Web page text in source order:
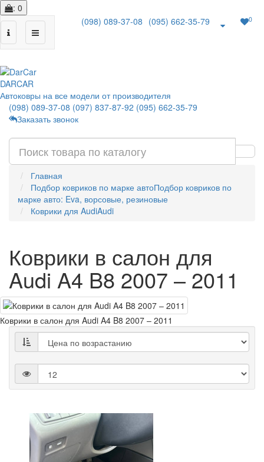
: 0
(098) 089-37-08 (095) 662-35-79 0
DARCAR
Автоковры на все модели от производителя
(098) 089-37-08 (097) 837-87-92 (095) 662-35-79
Заказать звонок
Главная
Подбор ковриков по марке автоПодбор ковриков по
марке авто: Eva, ворсовые, резиновые
Коврики для AudiAudi
Коврики в салон для
Audi A4 B8 2007 – 2011
Коврики в салон для Audi A4 B8 2007 – 2011